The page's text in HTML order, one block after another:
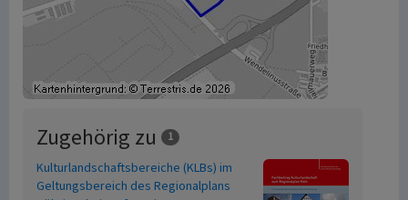
Zugehörig zu 1
Kulturlandschaftsbereiche (KLBs) im
Geltungsbereich des Regionalplans